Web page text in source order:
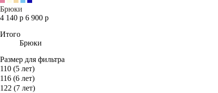
Брюки
4 140 р 6 900 р
Итого
Брюки
Размер для фильтра
110 (5 лет)
116 (6 лет)
122 (7 лет)